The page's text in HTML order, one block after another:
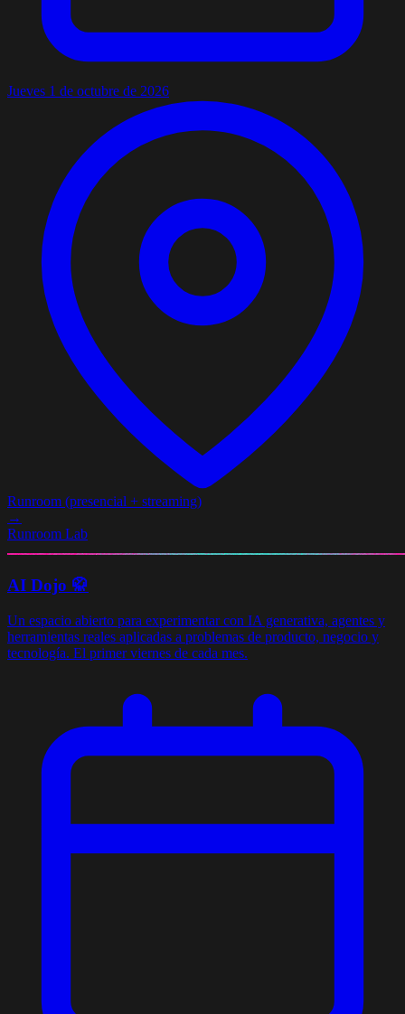
Jueves 1 de octubre de 2026
Runroom (presencial + streaming)
→
Runroom Lab
AI Dojo 🥋
Un espacio abierto para experimentar con IA generativa, agentes y
herramientas reales aplicadas a problemas de producto, negocio y
tecnología. El primer viernes de cada mes.